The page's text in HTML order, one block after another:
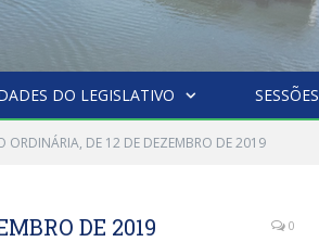
DO LEGISLATIVO SESSÕES
ORDINÁRIA, DE 12 DE DEZEMBRO DE 2019
DE 2019 0